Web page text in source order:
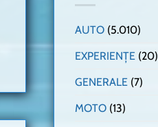
AUTO (5.010)
EXPERIENȚE (20)
GENERALE (7)
MOTO (13)